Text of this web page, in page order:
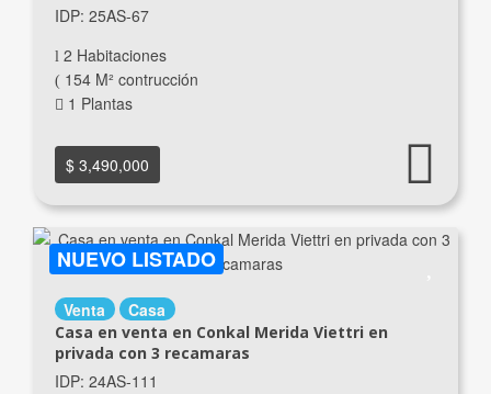
IDP: 25AS-67
2 Habitaciones
154 M² contrucción
1 Plantas
$ 3,490,000
NUEVO LISTADO
Venta Casa
Casa en venta en Conkal Merida Viettri en
privada con 3 recamaras
IDP: 24AS-111